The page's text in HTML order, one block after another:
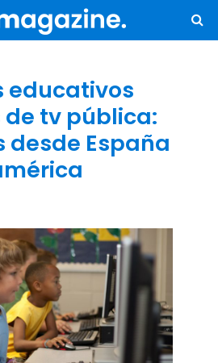
educativos
tv pública:
desde España